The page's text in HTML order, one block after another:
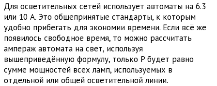
Для осветительных сетей использует автоматы на 6.3
или 10 А. Это общепринятые стандарты, к которым
удобно прибегать для экономии времени. Если всё же
появилось свободное время, то можно рассчитать
ампераж автомата на свет, используя
вышеприведённую формулу, только P будет равно
сумме мощностей всех ламп, используемых в
отдельной или общей осветительной линии.